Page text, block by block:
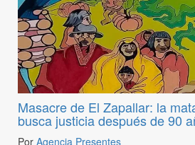
Masacre de El Zapallar: la
busca justicia después de 90
Por Agencia Presentes